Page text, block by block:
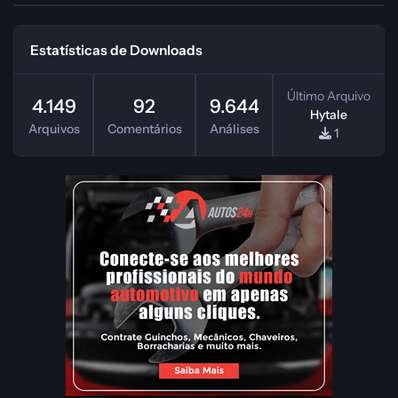
Estatísticas de Downloads
4.149
Arquivos
92
Comentários
9.644
Análises
Último Arquivo
Hytale
1